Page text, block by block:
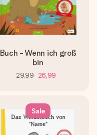
Buch - Wenn ich groß
bin
29,99 26,99
Sale